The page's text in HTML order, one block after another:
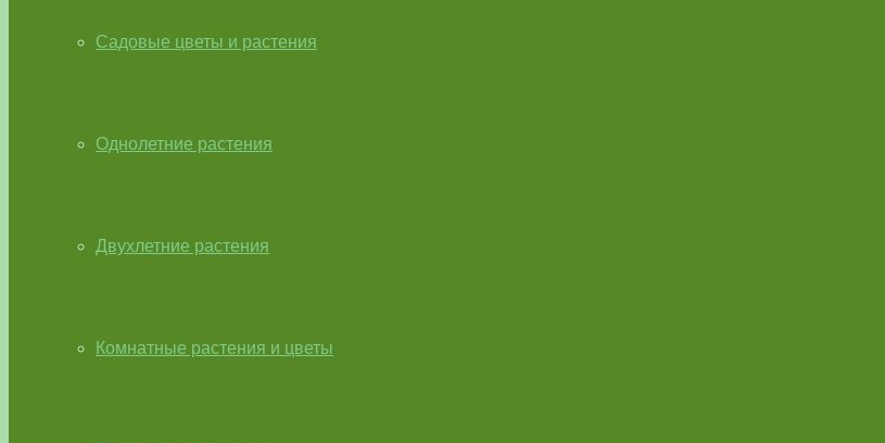
Садовые цветы и растения
Однолетние растения
Двухлетние растения
Комнатные растения и цветы